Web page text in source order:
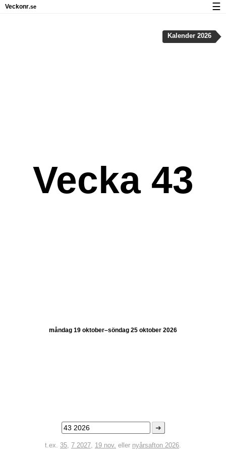
Vecka 43
måndag 19 oktober–söndag 25 oktober 2026
➜
t.ex. 35, 7 2027, 19 nov. eller nyårsafton 2026.
Kalender 2026
Veckonr.se ☰